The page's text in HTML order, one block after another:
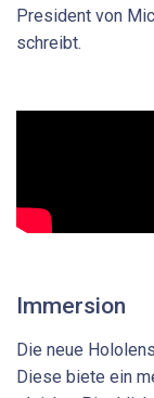
President von
schreibt.
Immersion
Die neue
Diese biete ein